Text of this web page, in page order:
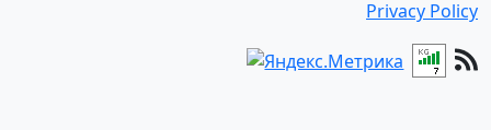
Privacy Policy